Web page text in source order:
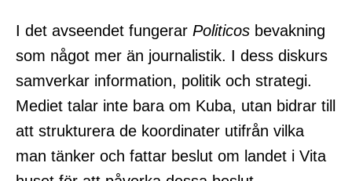
I det avseendet fungerar Politicos bevakning
som något mer än journalistik. I dess diskurs
samverkar information, politik och strategi.
Mediet talar inte bara om Kuba, utan bidrar till
att strukturera de koordinater utifrån vilka
man tänker och fattar beslut om landet i Vita